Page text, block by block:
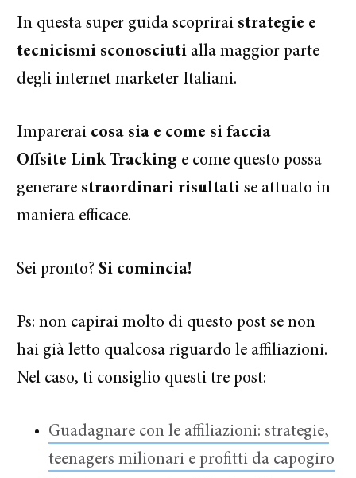
In questa super guida scoprirai strategie e
tecnicismi sconosciuti alla maggior parte
degli internet marketer Italiani.
Imparerai cosa sia e come si faccia
Offsite Link Tracking e come questo possa
generare straordinari risultati se attuato in
maniera efficace.
Sei pronto?Si comincia!
Ps: non capirai molto di questo post se non
hai già letto qualcosa riguardo le affiliazioni.
Nel caso, ti consiglio questi tre post:
Guadagnare con le affiliazioni: strategie,
teenagers milionari e profitti da capogiro